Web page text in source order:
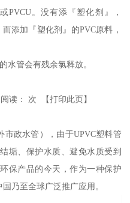
PVCU。没有添『塑化剂』，
添加『塑化剂』的PVC原料，
水管会有残余氯释放。
： 次 【打印此页】
市政水管），由于UPVC塑料管
垢、保护水质、避免水质受到
保产品的今天，作为一种保护
乃至全球广泛推广应用。